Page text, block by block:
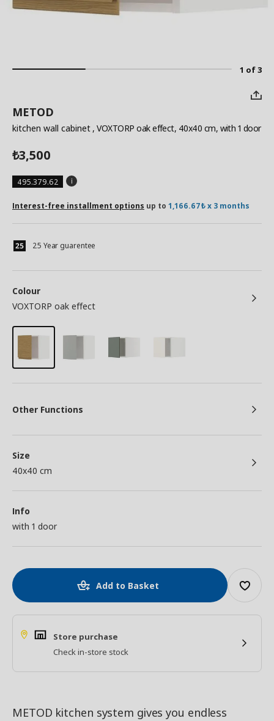
1 of 3
METOD
kitchen wall cabinet , VOXTORP oak effect, 40x40 cm, with 1 door
₺3,500
495.379.62
Interest-free installment options up to 1,166.67₺ x 3 months
25 Year guarentee
Colour
VOXTORP oak effect
Other Functions
Size
40x40 cm
Info
with 1 door
Add to Basket
Store purchase
Check in-store stock
METOD kitchen system gives you endless